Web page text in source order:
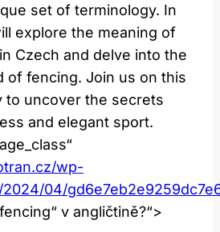
set of terminology. In
explore the meaning of
Czech and delve into the
of fencing. Join us on this
to uncover the secrets
and elegant sport.
wp-
04/
v angličtině?“>